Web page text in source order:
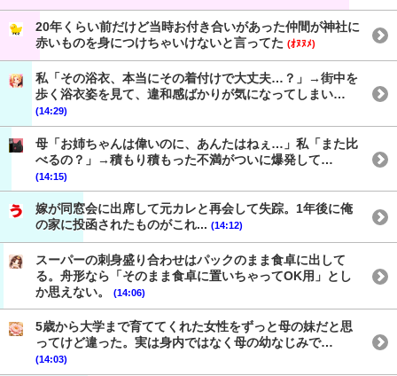
20年くらい前だけど当時お付き合いがあった仲間が神社に
赤いものを身につけちゃいけないと言ってた (ｵﾇﾇﾒ)
私「その浴衣、本当にその着付けで大丈夫…？」→街中を
歩く浴衣姿を見て、違和感ばかりが気になってしまい…
(14:29)
母「お姉ちゃんは偉いのに、あんたはねぇ…」私「また比
べるの？」→積もり積もった不満がついに爆発して…
(14:15)
嫁が同窓会に出席して元カレと再会して失踪。1年後に俺
の家に投函されたものがこれ... (14:12)
スーパーの刺身盛り合わせはパックのまま食卓に出して
る。舟形なら「そのまま食卓に置いちゃってOK用」とし
か思えない。
(14:06)
5歳から大学まで育ててくれた女性をずっと母の妹だと思
ってけど違った。実は身内ではなく母の幼なじみで…
(14:03)